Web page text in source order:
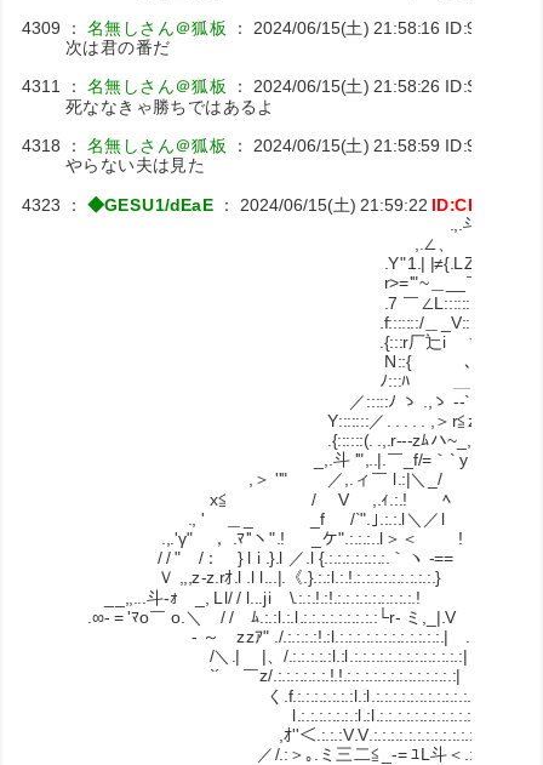
4309 ：名無しさん＠狐板 ： 2024/06/15(土) 21:58:16
次は君の番だ
4311 ：名無しさん＠狐板 ：2024/06/15(土) 21:58:26 ID:SfalHI/x
死ななきゃ勝ちではあるよ
4318 ：名無しさん＠狐板 ： 2024/06/15(土) 21:58:59 ID:9XBjTiJ5
やらない夫は見た
4323 ：◆GESU1/dEaE ： 2024/06/15(土) 21:59:22
.,.斗 ‐‐‐‐- ミ
,.∠、 rzzzzzx ｀
.Y"1.| |≠{.LZZ｣._}-=..,_
r>='"~＿__￣￣ ｀`～
.7 ￣∠L::::::｢:二''''ﾏ≦s
.f:::::::/＿_V::::| ＿
.{:::r厂辷i ヾ 弋乃
N::{ ､ !::j7:::::l
ﾉ:::ﾊ ＿
／:::::ﾉ ゝ .,ゝ --` _ ィ'l:: l.
Y:::::::／. . . . . ,＞r≦z=''l::::l. .
.{::::::(. .,.r---zﾑハ~_,.斗.!:::lヽ.
_,.斗 '",..|.￣_f/=｀` y .川 ヽ
,＞ ''" ／,.ィ￣ l.:|＼_/ i
x≦ / V ,.ｨ.:.! ﾍ .k
., ' ＿_ _f /`".｣.:.:.l＼／l .! -
.,.'γ" ， .ﾏ''ヽ".! _ケ".:.:.:..l＞＜ !
/ / " /： } l i .}.l ／.l {.:.:.:.:.:.:.:.｀ヽ -== l
Ｖ ,,,z-z.rｵ.l .l l...|.《.}.:.:l.:.!.:.:.:.:.:.:.:.:.:.}
__,,...斗-ｫ _, Ll/ / l...ji \.:.:.!.:!.:.:.:.:.:.:.:.:.:.!
.∞- = 'ﾏo￣ o.＼ / / ﾑ.:.:l.:.l.:.:.:.:.:.:.:.:.:└r- ミ,_|.V _,,..
ゝ- ～ zzｱ" ./.:.:.:.:!.:l.:.:.:.:.:.:.:.:.:.:.:.:.| .|爪. .Vr '"
/＼.| |、/.:.:.:.:.:l.:l.:.:.:.:.:.:.:.:.:.:.:.:.:| .| }从
`´ ￣z/.:.:.:.:.:.:.!.!.:.:.:.:.:.:.:.:.:.:.:.:.:| .l ヽ.
く.f.:.:.:.:.:.:.:l.:l.:.:.:.:.:.:.:.:.:.:.:.:.:ﾊ
l.:.:.:.:.:.:.:l.:l.:.:.:.:.:.:.:.:.:.:.:.:.:.:.:
,ｵ''＜.:.:.:V.V.:.:.:.:.:.:.:.:.:.:.:.:.:.:.:｀.ｺ
／/.:＞｡.ミ三二≦_-= ﾕL斗＜.:.:.V---ミ`"""